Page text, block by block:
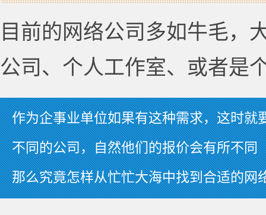
目前的网络公司多如牛毛，
公司、个人工作室、或者是
作为企事业单位如果有这种需求，这时就
不同的公司，自然他们的报价会有所不同
那么究竟怎样从忙忙大海中找到合适的网